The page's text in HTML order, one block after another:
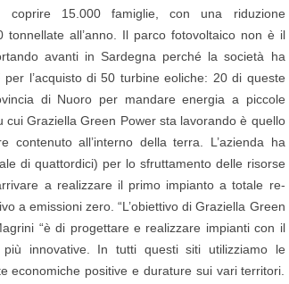
coprire 15.000 famiglie, con una riduzione
all’anno. Il parco fotovoltaico non è il
avanti in Sardegna perché la società ha
l’acquisto di 50 turbine eoliche: 20 di queste
di Nuoro per mandare energia a piccole
cui Graziella Green Power sta lavorando è quello
contenuto all’interno della terra. L’azienda ha
di quattordici) per lo sfruttamento delle risorse
a realizzare il primo impianto a totale re-
a emissioni zero. “L’obiettivo di Graziella Green
“è di progettare e realizzare impianti con il
innovative. In tutti questi siti utilizziamo le
economiche positive e durature sui vari territori.